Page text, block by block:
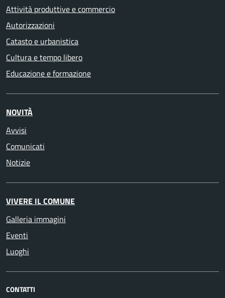
Attività produttive e commercio
Autorizzazioni
Catasto e urbanistica
Cultura e tempo libero
Educazione e formazione
NOVITÀ
Avvisi
Comunicati
Notizie
VIVERE IL COMUNE
Galleria immagini
Eventi
Luoghi
CONTATTI